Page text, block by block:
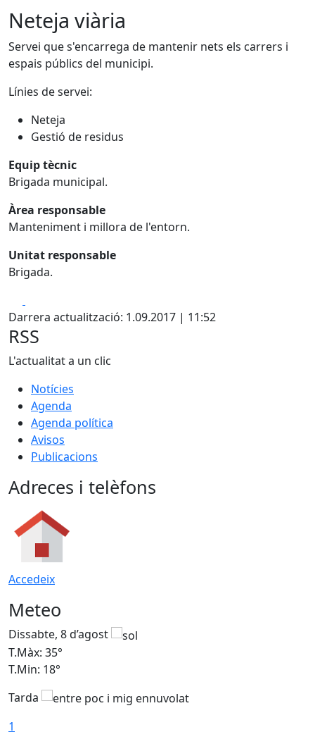
Neteja viària
Servei que s'encarrega de mantenir nets els carrers i
espais públics del municipi.
Línies de servei:
Neteja
Gestió de residus
Equip tècnic
Brigada municipal.
Àrea responsable
Manteniment i millora de l'entorn.
Unitat responsable
Brigada.
Darrera actualització: 1.09.2017 | 11:52
RSS
L'actualitat a un clic
Notícies
Agenda
Agenda política
Avisos
Publicacions
Adreces i telèfons
Accedeix
Meteo
Dissabte, 8 d’agost
T.Màx: 35°
T.Min: 18°
Tarda
1